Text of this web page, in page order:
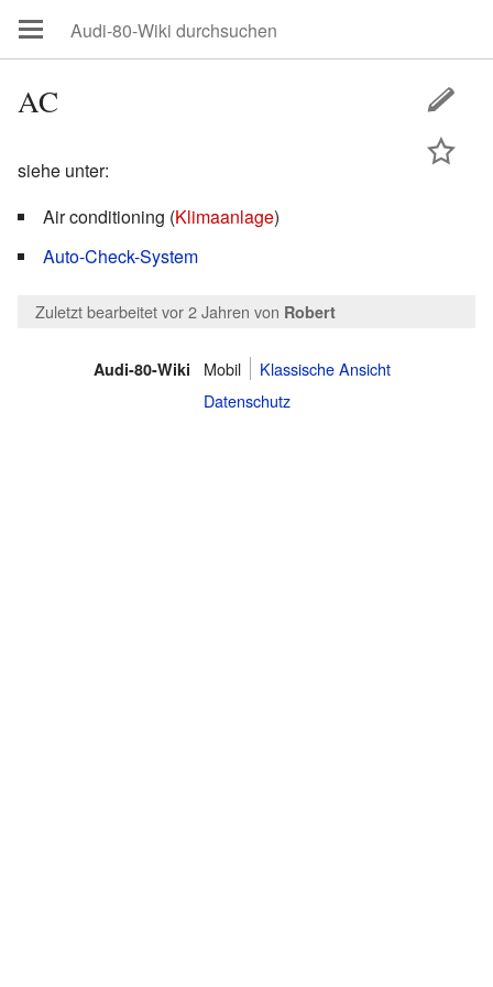
AC
siehe unter:
Air conditioning (Klimaanlage)
Auto-Check-System
Zuletzt bearbeitet vor 2 Jahren von Robert
Audi-80-Wiki Mobil
Klassische Ansicht
Datenschutz